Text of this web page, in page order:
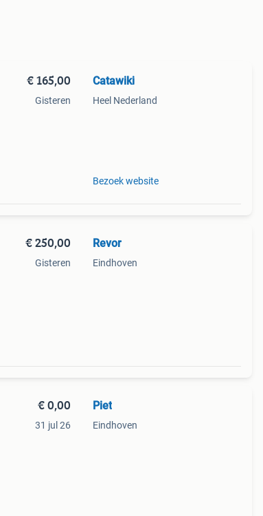
€ 165,00
Gisteren
Catawiki
Heel Nederland
Bezoek website
€ 250,00
Gisteren
Revor
Eindhoven
€ 0,00
31 jul 26
Piet
Eindhoven